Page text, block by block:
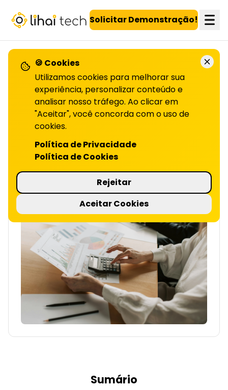
LiHai - Página inicial Solicitar Demonstração!
VOLTAR PARA O BLOG
Entenda o que é CAC
E COMO CALCULAR ESSE INDICADOR | LIHAI
CAC é o custo médio para conquistar novos
clientes, e indica a eficiência de vendas e
marketing. Leia o artigo completo!
3 minutos de leitura
Sumário
🍪 Cookies
Utilizamos cookies para melhorar sua
experiência, personalizar conteúdo e
analisar nosso tráfego. Ao clicar em
"Aceitar", você concorda com o uso de
cookies.
Política de Privacidade
Política de Cookies
Rejeitar
Aceitar Cookies